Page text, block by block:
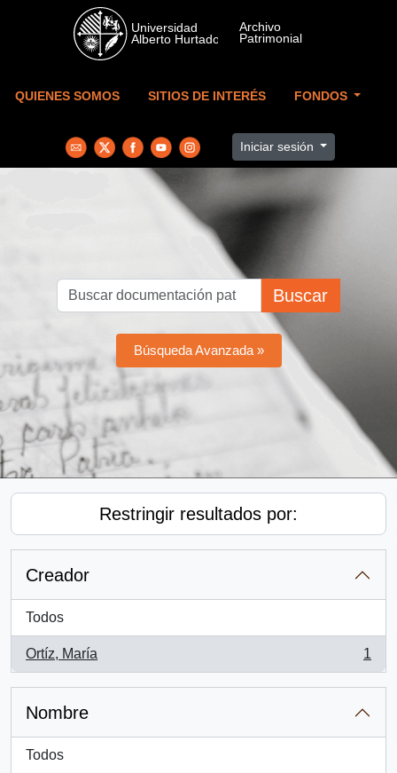
Skip to main content
QUIENES SOMOS SITIOS DE INTERÉS FONDOS
Iniciar sesión
Buscar
Búsqueda Avanzada »
Restringir resultados por:
Creador
Todos
Ortíz, María
, 1 resultados
1
Nombre
Todos